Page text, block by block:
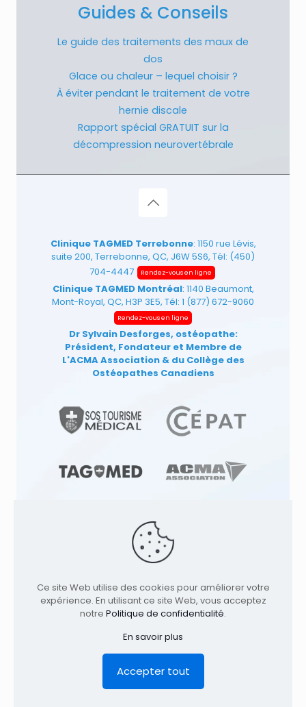
Guides & Conseils
Le guide des traitements des maux de
dos
Glace ou chaleur – lequel choisir ?
À éviter pendant le traitement de votre
hernie discale
Rapport spécial GRATUIT sur la
décompression neurovertébrale
Clinique TAGMED Terrebonne: 1150 rue Lévis,
suite 200, Terrebonne, QC, J6W 5S6, Tél: (450)
704-4447
Rendez-vous en ligne
Clinique TAGMED Montréal: 1140 Beaumont,
Mont-Royal, QC, H3P 3E5, Tél: 1 (877) 672-9060
Rendez-vous en ligne
Dr Sylvain Desforges, ostéopathe:
Président, Fondateur et Membre de
L'ACMA Association & du Collège des
Ostéopathes Canadiens
d'Ostéopathie & Ostéopathe à: | Terrebonne |
Montréal | . Tous droits réservés.Où nous
trouver
Profil Services
Avis Légal
Politique de confidentialité
Ce site Web utilise des cookies pour améliorer votre
expérience. En utilisant ce site Web, vous acceptez
notre Politique de confidentialité.
En savoir plus
Accepter tout